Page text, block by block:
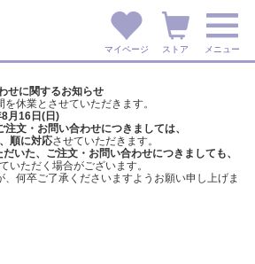
マイページ ストア メニュー
せに関するお知らせ
休業とさせていただきます。
月16日(日)
文・お問い合わせにつきましては、
順に対応させていただきます。
いた、ご注文・ お問い合わせにつきましても、
いただく場合がございます。
何卒ご了承くださいますようお願い申し上げま